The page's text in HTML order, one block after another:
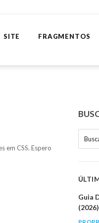
SITE FRAGMENTOS
em CSS. Espero
Guia
(2026)